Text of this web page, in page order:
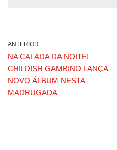
ANTERIOR
NA CALADA DA NOITE!
CHILDISH GAMBINO LANÇA
NOVO ÁLBUM NESTA
MADRUGADA